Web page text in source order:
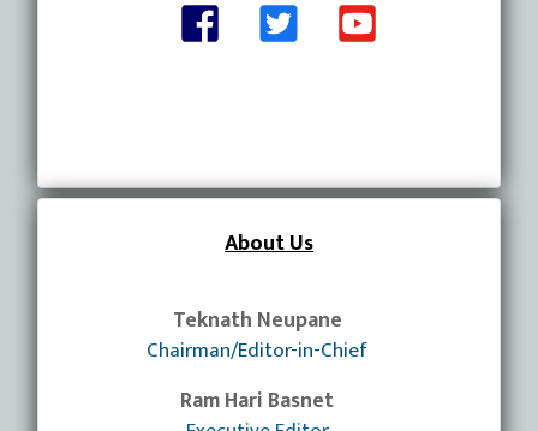
About Us
Teknath Neupane
Chairman/Editor-in-Chief
Ram Hari Basnet